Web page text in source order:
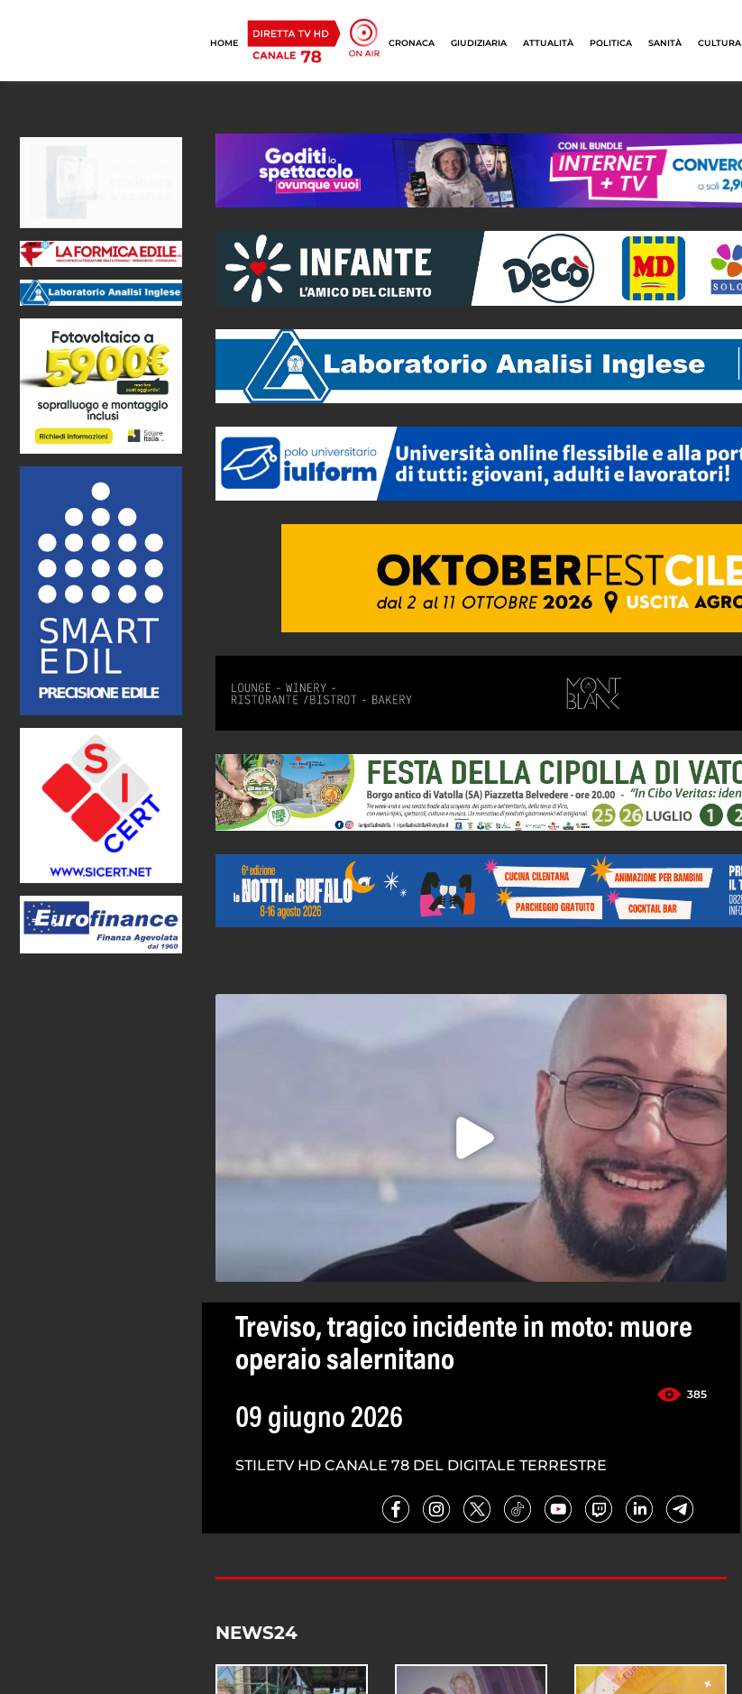
HOME CRONACA GIUDIZIARIA ATTUALITÀ POLITICA SANITÀ CULTURA
Treviso, tragico incidente in moto: muore
operaio salernitano
385
09 giugno 2026
STILETV HD CANALE 78 DEL DIGITALE TERRESTRE
NEWS24